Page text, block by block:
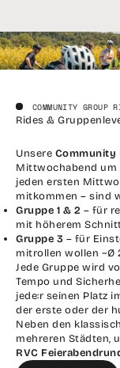
COMMUNITY GROUP
Rides &
Unsere Community
Mittwochabend um
jeden ersten
mitkommen – sind
Gruppe 1 & 2 – für
mit höherem
Gruppe 3 – für
mitrollen wollen ~Ø
Jede Gruppe wird
Tempo und
jede:r seinen Platz
der erste oder der
Neben den
mehreren Städten,
RVC